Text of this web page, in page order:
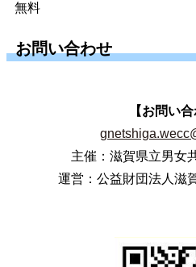
無料
お問い合わせ
【お問い合
主催：滋賀県立男女
運営：公益財団法人滋